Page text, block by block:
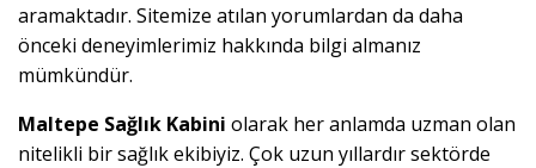
aramaktadır. Sitemize atılan yorumlardan da daha
önceki deneyimlerimiz hakkında bilgi almanız
mümkündür.
Maltepe Sağlık Kabini olarak her anlamda uzman olan
nitelikli bir sağlık ekibiyiz. Çok uzun yıllardır sektörde